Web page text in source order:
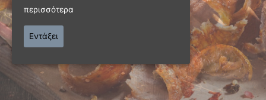
Γνωρίστε μας
περισσότερα
Εντάξει